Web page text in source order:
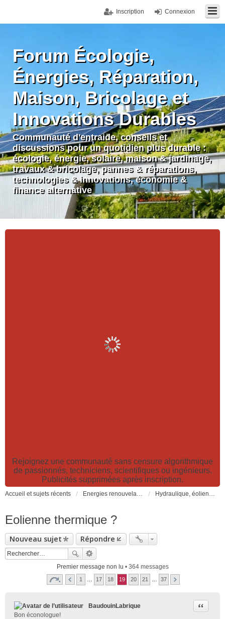
Connexion
Inscription
Forum Écologie,
Énergies, Réparation,
Maison, Bricolage et
Innovations Durables
Communauté d'entraide, conseils et
discussions pour un quotidien plus durable :
écologie, énergie, solaire, maison & jardinage,
travaux & bricolage, pannes & réparations,
technologies & innovations, économie &
finance alternative
Rejoignez une communauté sans censure algorithmique
de passionnés, techniciens, scientifiques ou ingénieurs.
Publicités supprimées après inscription.
Accueil et sujets récents Energies renouvelables et fossiles, énergie solaire, biocarburants et changement climatique Hydraulique, éoliennes, géothermie, énergies marines, biogaz...
Eolienne thermique ?
Nouveau sujet Répondre
Premier message non lu • 364 messages
1 17 18 19 20 21 37
BaudouinLabrique
Bon éconologue!
Citer